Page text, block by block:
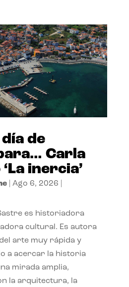
de
Carla
inercia’
| Ago 6, 2026
es historiadora
cultural. Es autora
arte muy rápida y
a acercar la historia
mirada amplia,
la arquitectura, la